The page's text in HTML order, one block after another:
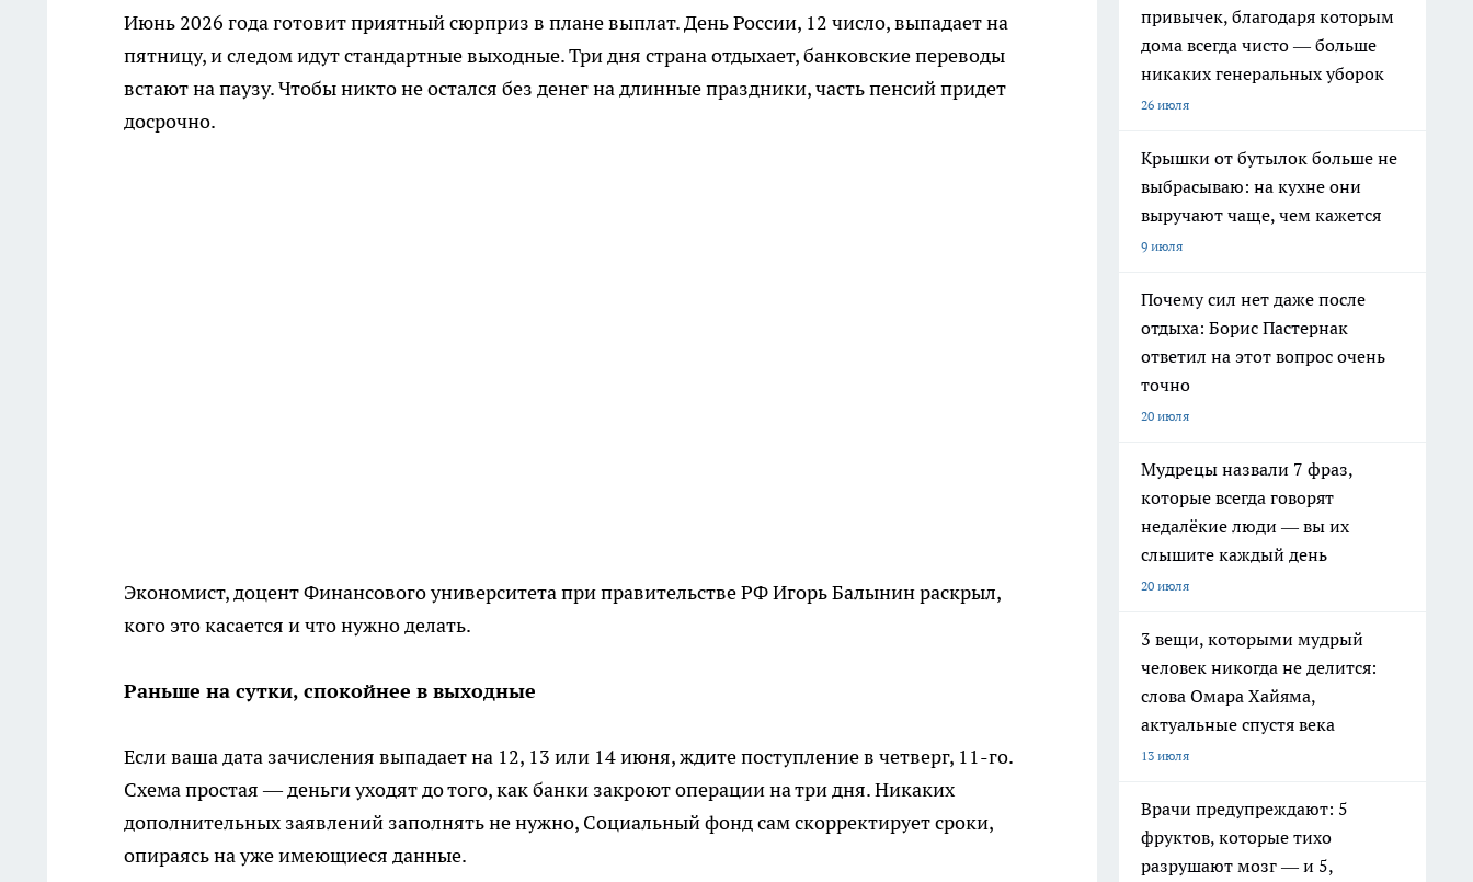
Июнь 2026 года готовит приятный сюрприз в плане выплат. День России, 12 число, выпадает на
пятницу, и следом идут стандартные выходные. Три дня страна отдыхает, банковские переводы
встают на паузу. Чтобы никто не остался без денег на длинные праздники, часть пенсий придет
досрочно.
Экономист, доцент Финансового университета при правительстве РФ Игорь Балынин раскрыл,
кого это касается и что нужно делать.
Раньше на сутки, спокойнее в выходные
Если ваша дата зачисления выпадает на 12, 13 или 14 июня, ждите поступление в четверг, 11-го.
Схема простая — деньги уходят до того, как банки закроют операции на три дня. Никаких
дополнительных заявлений заполнять не нужно, Социальный фонд сам скорректирует сроки,
опираясь на уже имеющиеся данные.
привычек, благодаря которым
дома всегда чисто — больше
никаких генеральных уборок
26 июля
Крышки от бутылок больше не
выбрасываю: на кухне они
выручают чаще, чем кажется
9 июля
Почему сил нет даже после
отдыха: Борис Пастернак
ответил на этот вопрос очень
точно
20 июля
Мудрецы назвали 7 фраз,
которые всегда говорят
недалёкие люди — вы их
слышите каждый день
20 июля
3 вещи, которыми мудрый
человек никогда не делится:
слова Омара Хайяма,
актуальные спустя века
13 июля
Врачи предупреждают: 5
фруктов, которые тихо
разрушают мозг — и 5,